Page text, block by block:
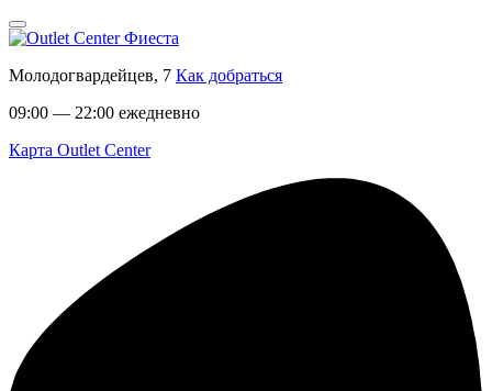
Молодогвардейцев, 7 Как добраться
09:00 — 22:00 ежедневно
Карта Outlet Center